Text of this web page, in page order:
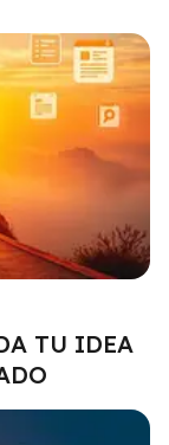
TU IDEA